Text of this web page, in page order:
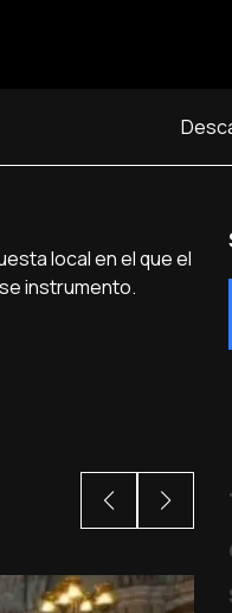
local en el que el
instrumento.